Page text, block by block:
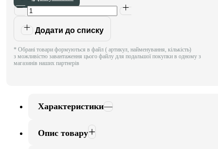
Додати до списку
* Обрані товари формуються в файл ( артикул, найменування, кількість)
з можливістю завантаження цього файлу для подальшої покупки в одному з
магазинів наших партнерів
Характеристики
Опис товару